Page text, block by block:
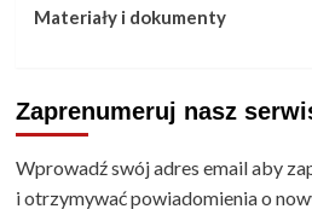
Materiały i dokumenty
Zaprenumeruj nasz
Wprowadź swój adres email aby
i otrzymywać powiadomienia o